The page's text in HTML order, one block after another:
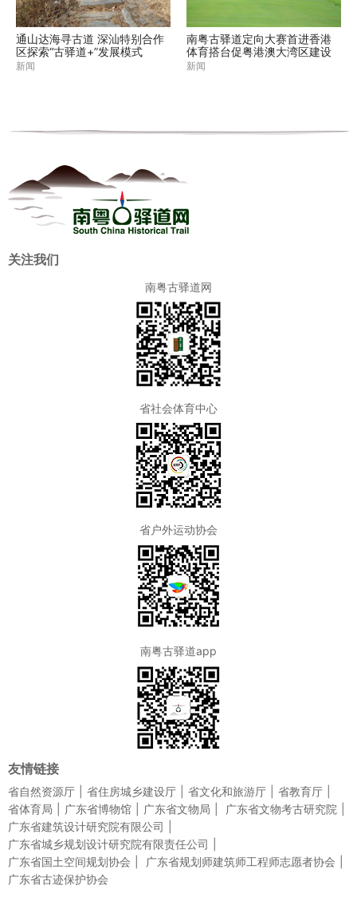
通山达海寻古道 深汕特别合作
区探索“古驿道+”发展模式
新闻
南粤古驿道定向大赛首进香港
体育搭台促粤港澳大湾区建设
新闻
关注我们
南粤古驿道网
省社会体育中心
省户外运动协会
南粤古驿道app
友情链接
省自然资源厅 省住房城乡建设厅 省文化和旅游厅
省教育厅
省体育局
广东省博物馆 广东省文物局
广东省文物考古研究院
广东省建筑设计研究院有限公司
广东省城乡规划设计研究院有限责任公司
广东省国土空间规划协会
广东省规划师建筑师工程师志愿者协会
广东省古迹保护协会